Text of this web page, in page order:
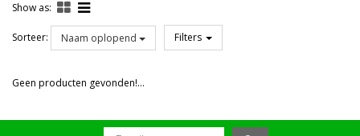
Show as:
Sorteer: Naam oplopend Filters
Prijs
Geen producten gevonden!...